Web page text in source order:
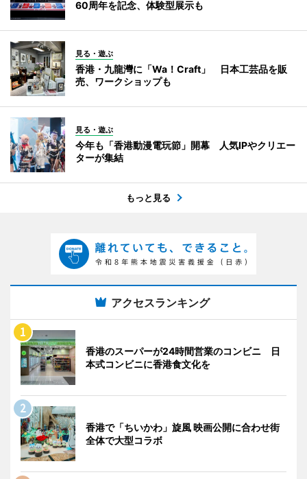
60周年を記念、体験型展示も
見る・遊ぶ
香港・九龍灣に「Wa！Craft」 日本工芸品を販
売、ワークショップも
見る・遊ぶ
今年も「香港動漫電玩節」開幕 人気IPやクリエー
ターが集結
もっと見る
アクセスランキング
香港のスーパーが24時間営業のコンビニ 日
本式コンビニに香港食文化を
香港で「ちいかわ」旋風 映画公開に合わせ街
全体で大型コラボ